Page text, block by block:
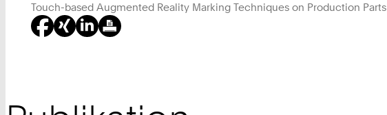
Touch-based Augmented Reality Marking Techniques on Production Parts